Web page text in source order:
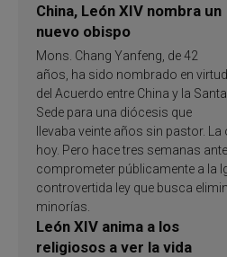
China, León XIV nombra un
nuevo obispo
Mons. Chang Yanfeng, de 42
años, ha sido nombrado en virtud
del Acuerdo entre China y la Santa
Sede para una diócesis que
llevaba veinte años sin pastor.
hoy. Pero hace tres semanas
comprometer públicamente a la
controvertida ley que busca
minorías.
León XIV anima a los
religiosos a ver la vida